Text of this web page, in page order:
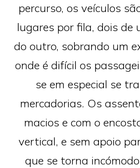
percurso, os veículos
lugares por fila, dois de
do outro, sobrando um
onde é difícil os
se em especial se
mercadorias. Os
macios e com o
vertical, e sem apoio
que se torna